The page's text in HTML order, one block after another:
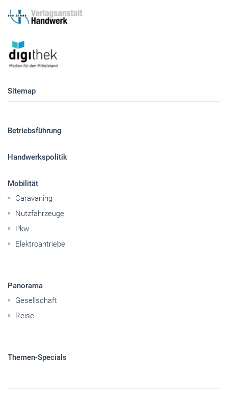
Sitemap
Betriebsführung
Handwerkspolitik
Mobilität
Caravaning
Nutzfahrzeuge
Pkw
Elektroantriebe
Panorama
Gesellschaft
Reise
Themen-Specials